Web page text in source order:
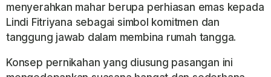
menyerahkan mahar berupa perhiasan emas kepada
Lindi Fitriyana sebagai simbol komitmen dan
tanggung jawab dalam membina rumah tangga.
Konsep pernikahan yang diusung pasangan ini